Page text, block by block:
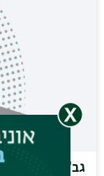
גב' דנון עמית